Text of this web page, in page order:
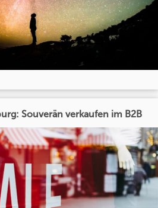
Souverän verkaufen im B2B